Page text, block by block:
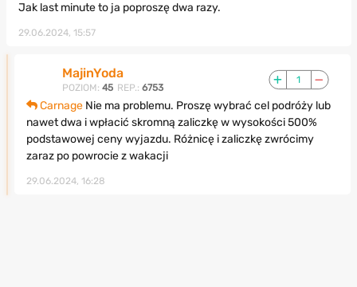
Jak last minute to ja poproszę dwa razy.
29.06.2024, 15:57
MajinYoda
POZIOM: 45 REP.: 6753
1
Carnage Nie ma problemu. Proszę wybrać cel podróży lub
nawet dwa i wpłacić skromną zaliczkę w wysokości 500%
podstawowej ceny wyjazdu. Różnicę i zaliczkę zwrócimy
zaraz po powrocie z wakacji
29.06.2024, 16:28